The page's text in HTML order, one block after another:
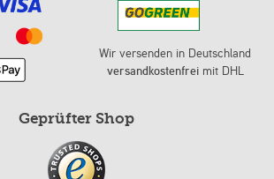
Wir versenden in Deutschland
versandkostenfreimit DHL
Geprüfter Shop